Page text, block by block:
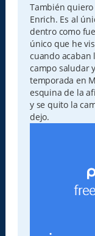
También
Enrich. Es al
dentro como
único que he
cuando acaban
campo saludar
temporada en
esquina de la
y se quito la
dejo.